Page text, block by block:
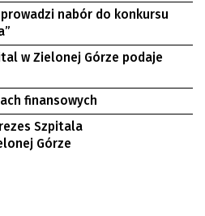
prowadzi nabór do konkursu
w Zielonej Górze podaje
finansowych
Szpitala
Górze